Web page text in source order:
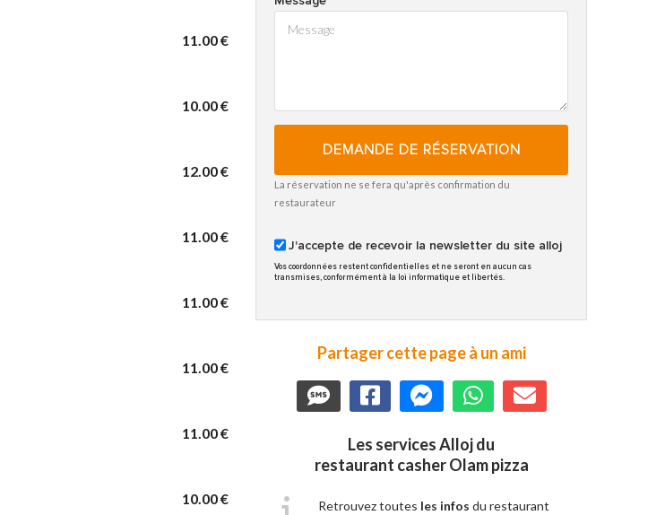
11.00 €
10.00 €
12.00 €
11.00 €
11.00 €
11.00 €
11.00 €
10.00 €
DEMANDE DE RÉSERVATION
La réservation ne se fera qu'après confirmation du
restaurateur
J'accepte de recevoir la newsletter du site alloj
Vos coordonnées restent confidentielles et ne seront en aucun cas
transmises, conformément à la loi informatique et libertés.
Partager cette page à un ami
Les services Alloj du
restaurant casher Olam pizza
Retrouvez toutes les infos du restaurant